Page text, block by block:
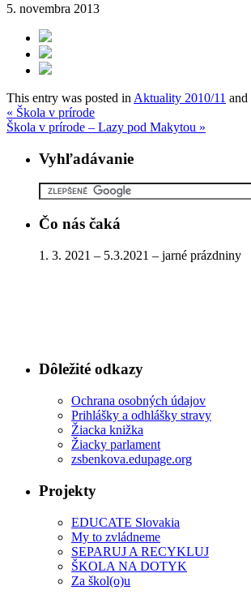
5. novembra 2013
This entry was posted in Aktuality 2010/11 and
« Škola v prírode
Škola v prírode – Lazy pod Makytou »
Vyhľadávanie
Čo nás čaká
1. 3. 2021 – 5.3.2021 – jarné prázdniny
Dôležité odkazy
Ochrana osobných údajov
Prihlášky a odhlášky stravy
Žiacka knižka
Žiacky parlament
zsbenkova.edupage.org
Projekty
EDUCATE Slovakia
My to zvládneme
SEPARUJ A RECYKLUJ
ŠKOLA NA DOTYK
Za škol(o)u